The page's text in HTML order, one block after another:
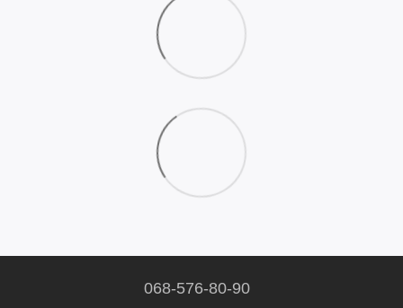
068-576-80-90